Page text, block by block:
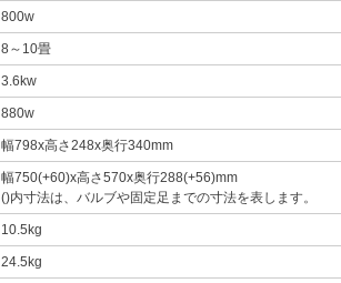
800w
8～10畳
3.6kw
880w
幅798x高さ248x奥行340mm
幅750(+60)x高さ570x奥行288(+56)mm
()内寸法は、バルブや固定足までの寸法を表します。
10.5kg
24.5kg